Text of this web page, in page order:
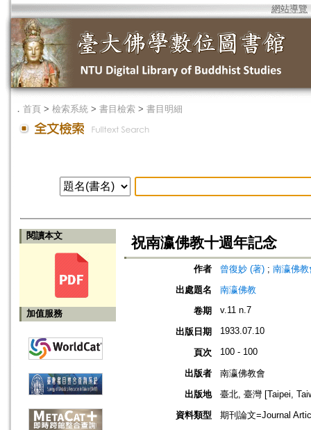
網站導覽
． 首頁 > 檢索系統 > 書目檢索 > 書目明細
閱讀本文
加值服務
祝南瀛佛教十週年記念
作者 曾復妙 (著) ; 南瀛佛
出處題名
南瀛佛教
卷期
v.11 n.7
出版日期 1933.07.10
頁次 100 - 100
出版者
南瀛佛教會
出版地
臺北, 臺灣 [Taipei,
資料類型
期刊論文=Journal